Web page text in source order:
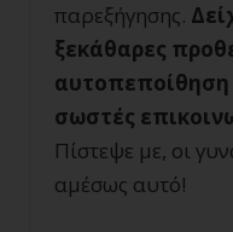
παρεξήγησης.
ξεκάθαρες
αυτοπεποίθηση
σωστές
Πίστεψε με, οι
αμέσως αυτό!